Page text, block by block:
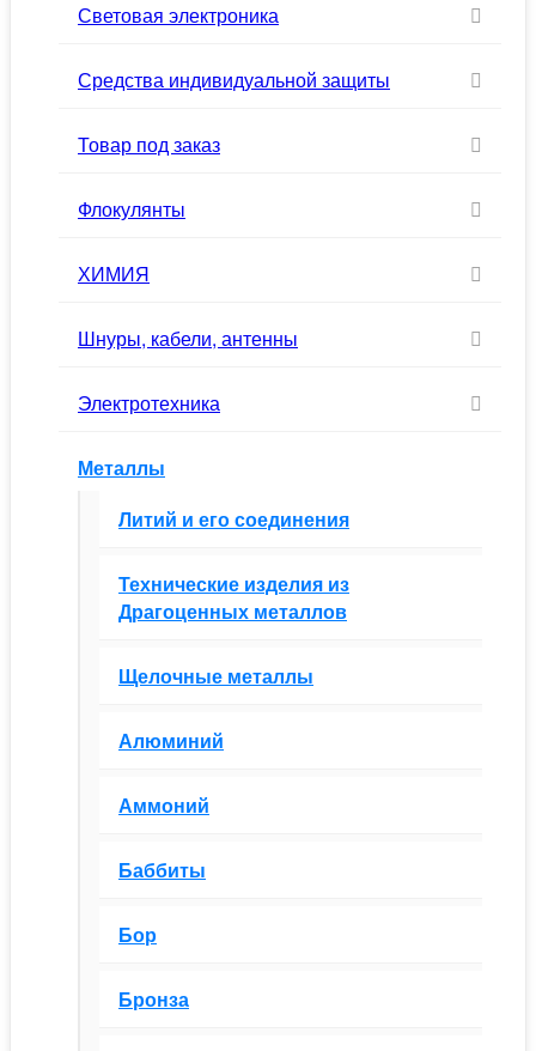
Световая электроника
Средства индивидуальной защиты
Товар под заказ
Флокулянты
ХИМИЯ
Шнуры, кабели, антенны
Электротехника
Металлы
Литий и его соединения
Технические изделия из
Драгоценных металлов
Щелочные металлы
Алюминий
Аммоний
Баббиты
Бор
Бронза